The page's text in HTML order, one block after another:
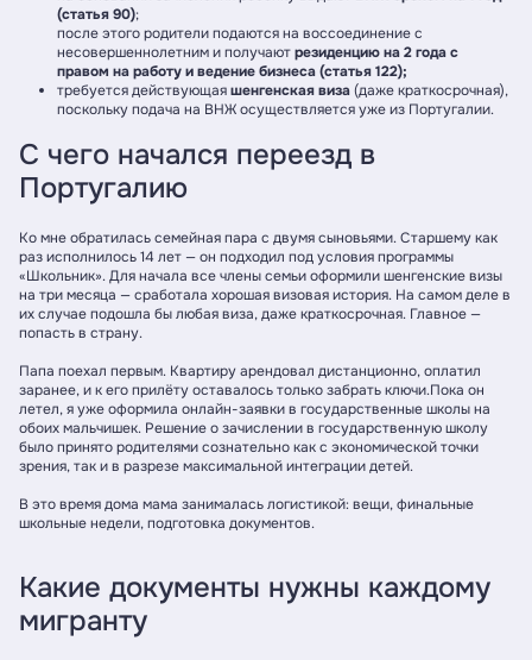
(статья 90);
после этого родители подаются на воссоединение с
несовершеннолетним и получаютрезиденцию на 2 года с
правом на работу и ведение бизнеса (статья 122);
требуется действующаяшенгенская виза(даже краткосрочная),
поскольку подача на ВНЖ осуществляется уже из Португалии.
С чего начался переезд в
Португалию
Ко мне обратилась семейная пара с двумя сыновьями. Старшему как
раз исполнилось 14 лет — он подходил под условия программы
«Школьник». Для начала все члены семьи оформили шенгенские визы
на три месяца — сработала хорошая визовая история. На самом деле в
их случае подошла бы любая виза, даже краткосрочная. Главное —
попасть в страну.
Папа поехал первым. Квартиру арендовал дистанционно, оплатил
заранее, и к его прилёту оставалось только забрать ключи.Пока он
летел, я уже оформила онлайн-заявки в государственные школы на
обоих мальчишек. Решение о зачислении в государственную школу
было принято родителями сознательно как с экономической точки
зрения, так и в разрезе максимальной интеграции детей.
В это время дома мама занималась логистикой: вещи, финальные
школьные недели, подготовка документов.
Какие документы нужны каждому
мигранту